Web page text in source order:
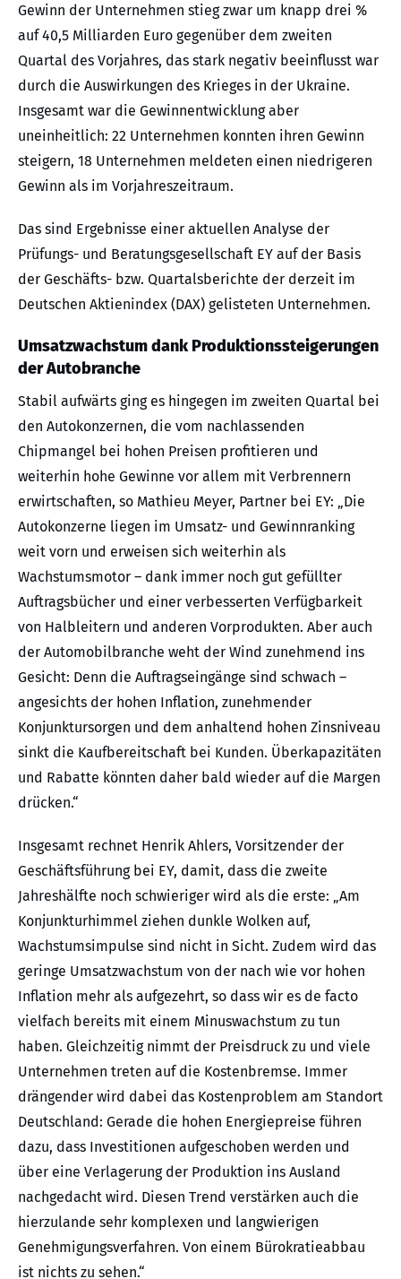
Gewinn der Unternehmen stieg zwar um knapp drei %
auf 40,5 Milliarden Euro gegenüber dem zweiten
Quartal des Vorjahres, das stark negativ beeinflusst war
durch die Auswirkungen des Krieges in der Ukraine.
Insgesamt war die Gewinnentwicklung aber
uneinheitlich: 22 Unternehmen konnten ihren Gewinn
steigern, 18 Unternehmen meldeten einen niedrigeren
Gewinn als im Vorjahreszeitraum.
Das sind Ergebnisse einer aktuellen Analyse der
Prüfungs- und Beratungsgesellschaft EY auf der Basis
der Geschäfts- bzw. Quartalsberichte der derzeit im
Deutschen Aktienindex (DAX) gelisteten Unternehmen.
Umsatzwachstum dank Produktionssteigerungen
der Autobranche
Stabil aufwärts ging es hingegen im zweiten Quartal bei
den Autokonzernen, die vom nachlassenden
Chipmangel bei hohen Preisen profitieren und
weiterhin hohe Gewinne vor allem mit Verbrennern
erwirtschaften, so Mathieu Meyer, Partner bei EY: „Die
Autokonzerne liegen im Umsatz- und Gewinnranking
weit vorn und erweisen sich weiterhin als
Wachstumsmotor – dank immer noch gut gefüllter
Auftragsbücher und einer verbesserten Verfügbarkeit
von Halbleitern und anderen Vorprodukten. Aber auch
der Automobilbranche weht der Wind zunehmend ins
Gesicht: Denn die Auftragseingänge sind schwach –
angesichts der hohen Inflation, zunehmender
Konjunktursorgen und dem anhaltend hohen Zinsniveau
sinkt die Kaufbereitschaft bei Kunden. Überkapazitäten
und Rabatte könnten daher bald wieder auf die Margen
drücken.“
Insgesamt rechnet Henrik Ahlers, Vorsitzender der
Geschäftsführung bei EY, damit, dass die zweite
Jahreshälfte noch schwieriger wird als die erste: „Am
Konjunkturhimmel ziehen dunkle Wolken auf,
Wachstumsimpulse sind nicht in Sicht. Zudem wird das
geringe Umsatzwachstum von der nach wie vor hohen
Inflation mehr als aufgezehrt, so dass wir es de facto
vielfach bereits mit einem Minuswachstum zu tun
haben. Gleichzeitig nimmt der Preisdruck zu und viele
Unternehmen treten auf die Kostenbremse. Immer
drängender wird dabei das Kostenproblem am Standort
Deutschland: Gerade die hohen Energiepreise führen
dazu, dass Investitionen aufgeschoben werden und
über eine Verlagerung der Produktion ins Ausland
nachgedacht wird. Diesen Trend verstärken auch die
hierzulande sehr komplexen und langwierigen
Genehmigungsverfahren. Von einem Bürokratieabbau
ist nichts zu sehen.“